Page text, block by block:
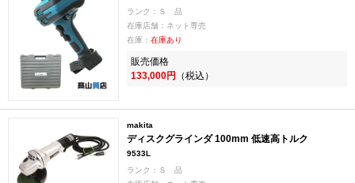
ランク：Ｓ 品
在庫店舗：ネット専売
在庫： 在庫あり
販売価格
133,000円 （税込）
makita
ディスクグラインダ 100mm 低速高トルク
9533L
ランク：Ｓ 品